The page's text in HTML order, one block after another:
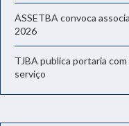
ASSETBA convoca
2026
TJBA publica portaria
serviço